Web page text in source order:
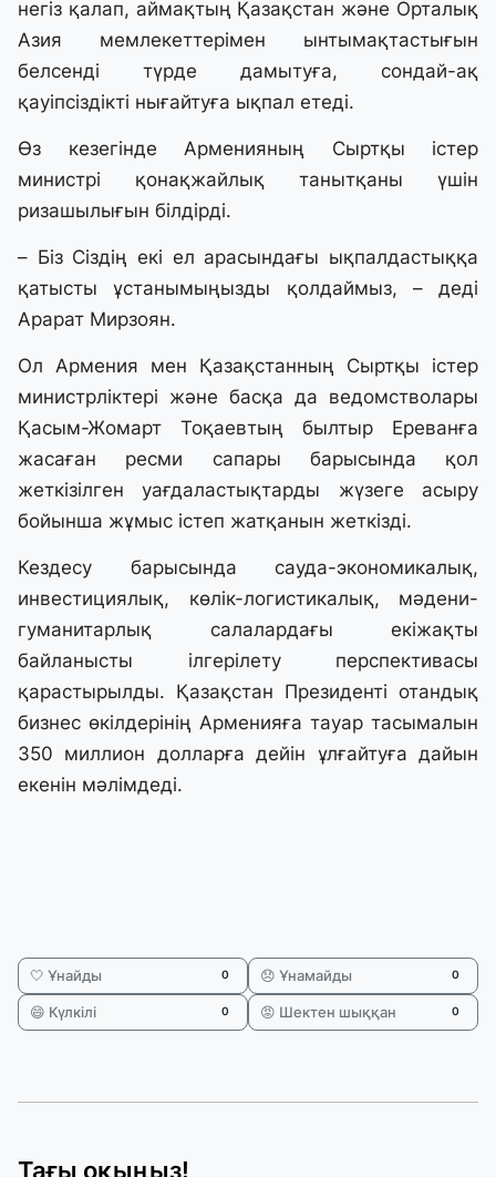
негіз қалап, аймақтың Қазақстан және Орталық
Азия мемлекеттерімен ынтымақтастығын
белсенді түрде дамытуға, сондай-ақ
қауіпсіздікті нығайтуға ықпал етеді.
Өз кезегінде Арменияның Сыртқы істер
министрі қонақжайлық танытқаны үшін
ризашылығын білдірді.
– Біз Сіздің екі ел арасындағы ықпалдастыққа
қатысты ұстанымыңызды қолдаймыз, – деді
Арарат Мирзоян.
Ол Армения мен Қазақстанның Сыртқы істер
министрліктері және басқа да ведомстволары
Қасым-Жомарт Тоқаевтың былтыр Ереванға
жасаған ресми сапары барысында қол
жеткізілген уағдаластықтарды жүзеге асыру
бойынша жұмыс істеп жатқанын жеткізді.
Кездесу барысында сауда-экономикалық,
инвестициялық, көлік-логистикалық, мәдени-
гуманитарлық салалардағы екіжақты
байланысты ілгерілету перспективасы
қарастырылды. Қазақстан Президенті отандық
бизнес өкілдерінің Арменияға тауар тасымалын
350 миллион долларға дейін ұлғайтуға дайын
екенін мәлімдеді.
🤍 Ұнайды 0 😞 Ұнамайды 0
😄 Күлкілі 0 😡 Шектен шыққан 0
Тағы оқыңыз!